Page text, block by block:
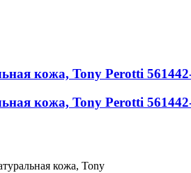
кожа, Tony Perotti
кожа, Tony Perotti
кожа, Tony